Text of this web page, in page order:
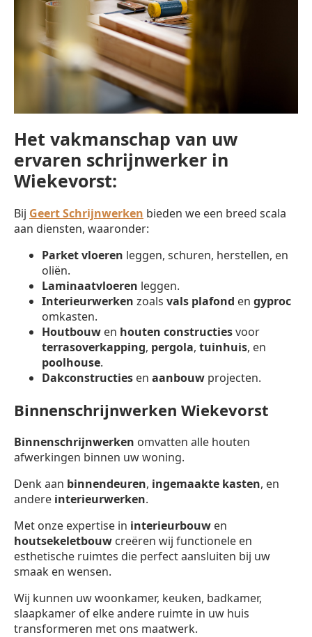
Het vakmanschap van uw
ervaren schrijnwerker in
Wiekevorst:
Bij Geert Schrijnwerken bieden we een breed scala
aan diensten, waaronder:
Parket vloeren leggen, schuren, herstellen, en
oliën.
Laminaatvloeren leggen.
Interieurwerken zoals vals plafond en gyproc
omkasten.
Houtbouw en houten constructiesvoor
terrasoverkapping, pergola, tuinhuis, en
poolhouse.
Dakconstructies en aanbouw projecten.
Binnenschrijnwerken Wiekevorst
Binnenschrijnwerken omvatten alle houten
afwerkingen binnen uw woning.
Denk aan binnendeuren, ingemaakte kasten, en
andere interieurwerken.
Met onze expertise in interieurbouw en
houtsekeletbouw creëren wij functionele en
esthetische ruimtes die perfect aansluiten bij uw
smaak en wensen.
Wij kunnen uw woonkamer, keuken, badkamer,
slaapkamer of elke andere ruimte in uw huis
transformeren met ons maatwerk.